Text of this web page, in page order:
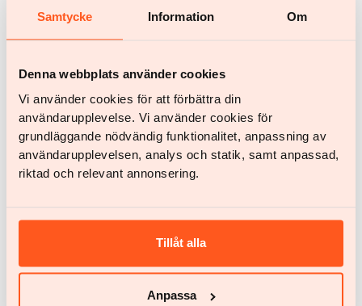
Samtycke Information Om
Denna webbplats använder cookies
Vi använder cookies för att förbättra din
användarupplevelse. Vi använder cookies för
grundläggande nödvändig funktionalitet, anpassning av
användarupplevelsen, analys och statik, samt anpassad,
riktad och relevant annonsering.
Tillåt alla
Anpassa
Gemarineerde varkenshaas met pesto-